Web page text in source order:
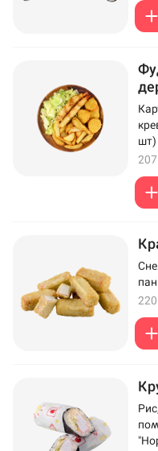
шт)
207
220